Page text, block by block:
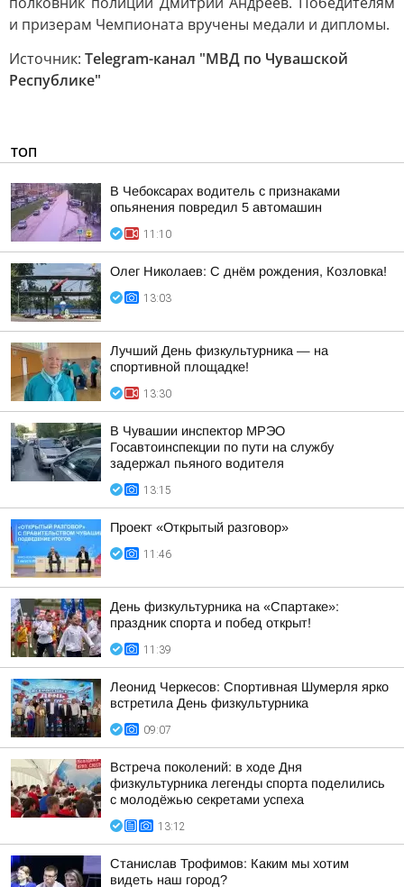
и призерам Чемпионата вручены медали и дипломы.
Источник: Telegram-канал "МВД по Чувашской
Республике"
ТОП
В Чебоксарах водитель с признаками
опьянения повредил 5 автомашин
11:10
Олег Николаев: С днём рождения, Козловка!
13:03
Лучший День физкультурника — на
спортивной площадке!
13:30
В Чувашии инспектор МРЭО
Госавтоинспекции по пути на службу
задержал пьяного водителя
13:15
Проект «Открытый разговор»
11:46
День физкультурника на «Спартаке»:
праздник спорта и побед открыт!
11:39
Леонид Черкесов: Спортивная Шумерля ярко
встретила День физкультурника
09:07
Встреча поколений: в ходе Дня
физкультурника легенды спорта поделились
с молодёжью секретами успеха
13:12
Станислав Трофимов: Каким мы хотим
видеть наш город?